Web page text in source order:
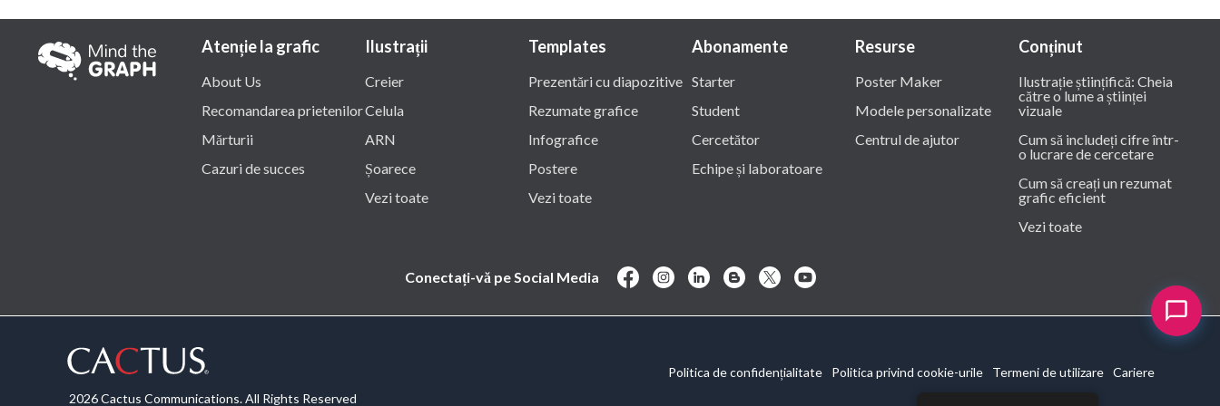
Atenție la grafic
About Us
Recomandarea prietenilor
Mărturii
Cazuri de succes
Ilustrații
Creier
Celula
ARN
Șoarece
Vezi toate
Templates
Prezentări cu diapozitive
Rezumate grafice
Infografice
Postere
Vezi toate
Abonamente
Starter
Student
Cercetător
Echipe și laboratoare
Resurse
Poster Maker
Modele personalizate
Centrul de ajutor
Conținut
Ilustrație științifică: Cheia
către o lume a științei
vizuale
Cum să includeți cifre într-
o lucrare de cercetare
Cum să creați un rezumat
grafic eficient
Vezi toate
Conectați-vă pe Social Media
2026 Cactus Communications. All Rights Reserved
Politica de confidențialitate Politica privind cookie-urile Termeni de utilizare Cariere